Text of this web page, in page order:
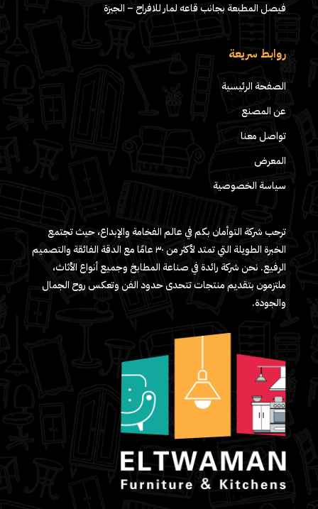
فيصل المطبعة بجانب قاعه لمار للافراح – الجيزة
روابط سريعة
الصفحة الرئيسية
عن المصنع
تواصل معنا
المعرض
سياسة الخصوصية
ترحب شركة التوأمان بكم في عالم الفخامة والإبداع، حيث تجتمع
الخبرة الطويلة التي تمتد لأكثر من ٣٠ عامًا مع الدقة الفائقة والتصميم
الرفيع. نحن شركة رائدة في صناعة المطابخ وجميع أنواع الأثاث،
ملتزمون بتقديم منتجات تتحدى حدود الفن وتعكس روح الجمال
والجودة.